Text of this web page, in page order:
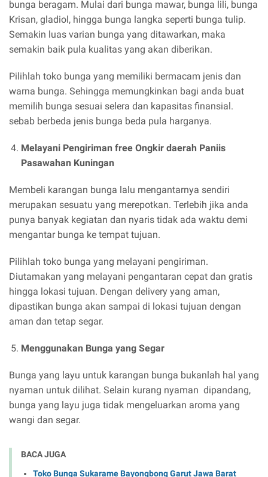
bunga beragam. Mulai dari bunga mawar, bunga lili, bunga
Krisan, gladiol, hingga bunga langka seperti bunga tulip.
Semakin luas varian bunga yang ditawarkan, maka
semakin baik pula kualitas yang akan diberikan.
Pilihlah toko bunga yang memiliki bermacam jenis dan
warna bunga. Sehingga memungkinkan bagi anda buat
memilih bunga sesuai selera dan kapasitas finansial.
sebab berbeda jenis bunga beda pula harganya.
Melayani Pengiriman free Ongkir daerah Paniis
Pasawahan Kuningan
Membeli karangan bunga lalu mengantarnya sendiri
merupakan sesuatu yang merepotkan. Terlebih jika anda
punya banyak kegiatan dan nyaris tidak ada waktu demi
mengantar bunga ke tempat tujuan.
Pilihlah toko bunga yang melayani pengiriman.
Diutamakan yang melayani pengantaran cepat dan gratis
hingga lokasi tujuan. Dengan delivery yang aman,
dipastikan bunga akan sampai di lokasi tujuan dengan
aman dan tetap segar.
Menggunakan Bunga yang Segar
Bunga yang layu untuk karangan bunga bukanlah hal yang
nyaman untuk dilihat. Selain kurang nyaman dipandang,
bunga yang layu juga tidak mengeluarkan aroma yang
wangi dan segar.
BACA JUGA
Toko Bunga Sukarame Bayongbong Garut Jawa Barat